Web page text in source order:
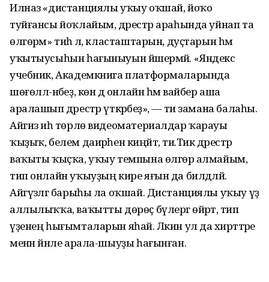
Илназ «дистанциялы уҡыу оҡшай, йоҡо
туйғансы йоҡлайым, дәрестәр араһында уйнап та
өлгөрәм» тиһә лә, класташтарын, дуҫтарын һәм
уҡытыусыһын һағыныуын йәшермәй. «Яндекс
учебник, Академкнига платформаларында
шөғөллә-нәбеҙ, көн дә онлайн һәм вайбер аша
аралашып дәрестәр үткәрәбеҙ», — ти замана балаһы.
Айгиз иһә төрлө видеоматериалдар ҡарауы
ҡыҙыҡ, белем даирәһен киңәйтә, ти.Тик дәрестәр
ваҡыты ҡыҫҡа, уҡыу темпына өлгөрә алмайым,
тип онлайн уҡыуҙың кире яғын да билдәләй.
Айгүзәлгә барыһы ла оҡшай. Дистанциялы уҡыу үҙ
аллылыҡҡа, ваҡытты дөрөҫ бүлергә өйрәтә, тип
үҙенең һығымталарын яһай. Ләкин ул да әхирәттәре
менән йәнле арала-шыуҙы һағынған.